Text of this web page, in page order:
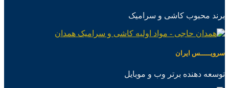
برند محبوب کاشی و سرامیک
سرویـــــس ایران
توسعه دهنده برتر وب و موبایل